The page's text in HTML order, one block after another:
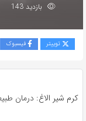
بازدید 143
توییتر فیسبوک
کرم شیر الاغ: درمان